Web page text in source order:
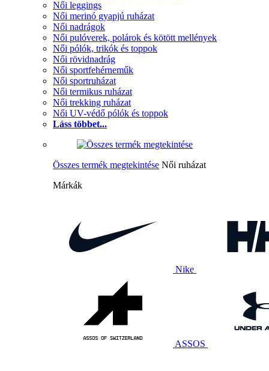
Női leggings
Női merinó gyapjú ruházat
Női nadrágok
Női pulóverek, polárok és kötött mellények
Női pólók, trikók és toppok
Női rövidnadrág
Női sportfehérneműk
Női sportruházat
Női termikus ruházat
Női trekking ruházat
Női UV-védő pólók és toppok
Láss többet...
Összes termék megtekintése Női ruházat
Márkák
Nike
ASSOS